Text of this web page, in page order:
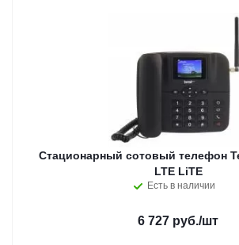
Стационарный сотовый телефон
LTE LiTE
Есть в наличии
6 727 руб./шт